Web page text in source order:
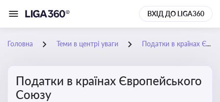
ВХІД ДО LIGA360
Головна Теми в центрі уваги Податки в країнах Європейського Союзу
Податки в країнах Європейського
Союзу